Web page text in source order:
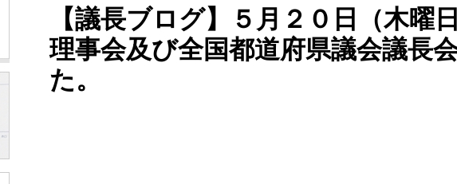
【議長ブログ】５月２０日（木曜
理事会及び全国都道府県議会議長
た。